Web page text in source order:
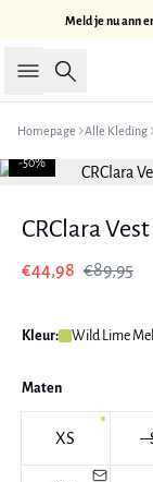
Meld je nu ann
Zoeken
Homepage Alle Kleding
-50%
CRClara Vest
€44,98 €89,95
Kleur: Wild Lime
Maten
XS